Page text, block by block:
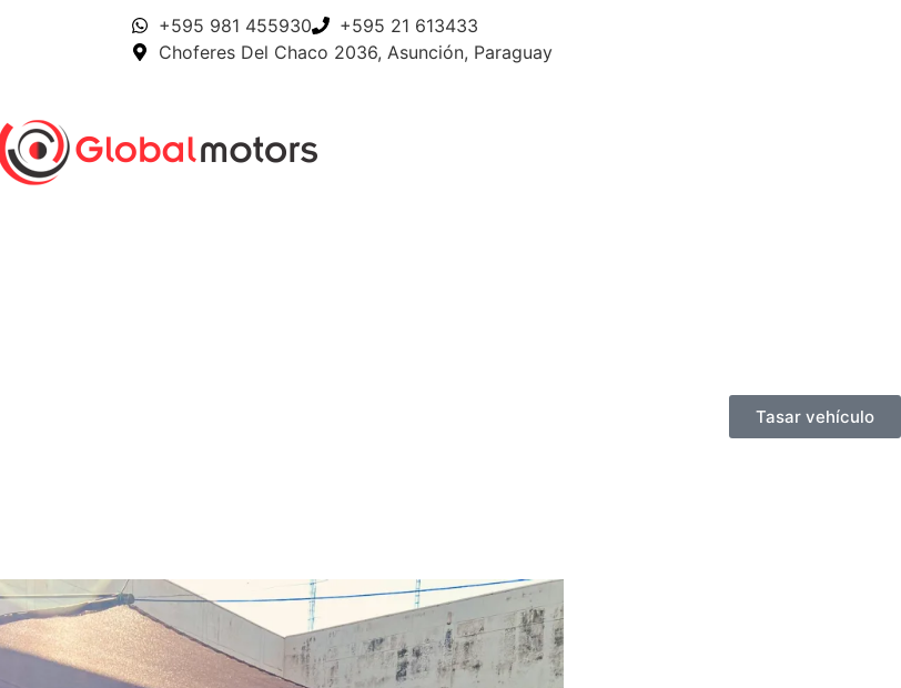
+595 981 455930
+595 21 613433
Choferes Del Chaco 2036, Asunción, Paraguay
Tasar vehículo